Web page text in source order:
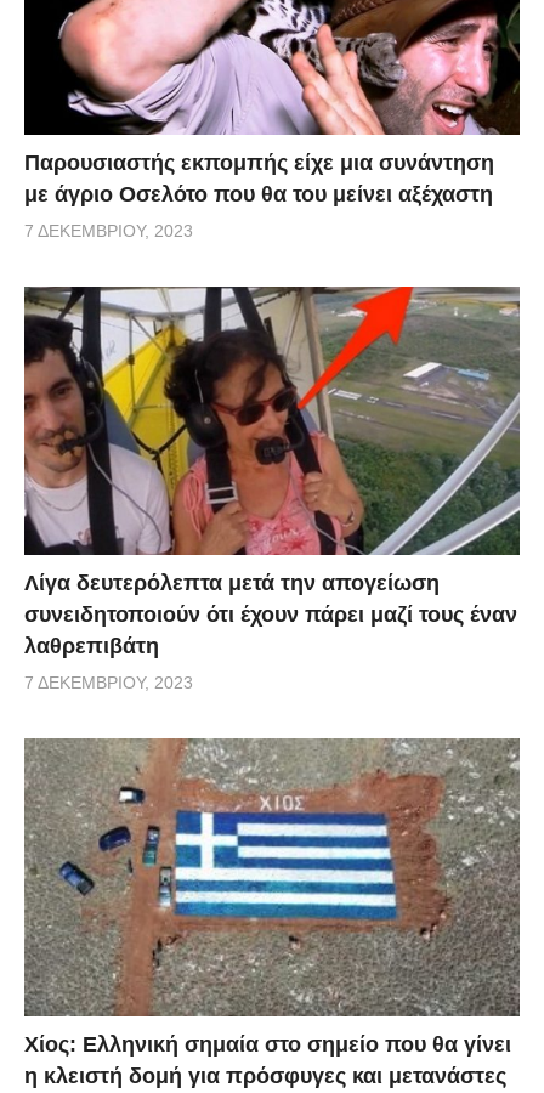
Παρουσιαστής εκπομπής είχε μια συνάντηση
με άγριο Οσελότο που θα του μείνει αξέχαστη
7 ΔΕΚΕΜΒΡΊΟΥ, 2023
Λίγα δευτερόλεπτα μετά την απογείωση
συνειδητοποιούν ότι έχουν πάρει μαζί τους έναν
λαθρεπιβάτη
7 ΔΕΚΕΜΒΡΊΟΥ, 2023
Χίος: Eλληνική σημαία στο σημείο που θα γίνει
η κλειστή δομή για πρόσφυγες και μετανάστες